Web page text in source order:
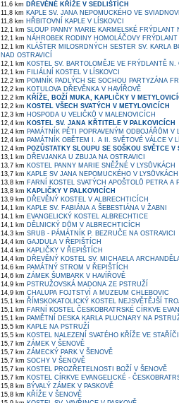
11,6 km DŘEVĚNÉ KŘÍŽE V SEDLIŠTÍCH
11,8 km KAPLE SV. JANA NEPOMUCKÉHO VE
11,8 km HŘBITOVNÍ KAPLE V LÍSKOVCI
12,1 km SLOUP PANNY MARIE KARMELSKÉ FRÝDLANT
12,1 km NÁHROBEK RODINY HOMOLÁČOVY
12,1 km KLÁŠTER MILOSRDNÝCH SESTER SV. KARLA
NAD OSTRAVICÍ
12,1 km KOSTEL SV. BARTOLOMĚJE VE FRÝDLANTĚ N.
12,1 km FILIÁLNÍ KOSTEL V LÍSKOVCI
12,2 km POMNÍK PADLÝCH SE SOCHOU PARTYZÁNA
12,2 km KOTULOVA DŘEVĚNKA V HAVÍŘOVĚ
12,2 km KŘÍŽE, BOŽÍ MUKA, KAPLIČKY V
12,2 km KOSTEL VŠECH SVATÝCH V METYLOVICÍCH
12,3 km HOSPODA U VELIČKŮ V MALENOVICÍCH
12,4 km KOSTEL SV. JANA KŘTITELE V PALKOVICÍCH
12,4 km PAMÁTNÍK PĚTI POPRAVENÝM ODBOJÁŘŮM V
12,4 km PAMÁTNÍK OBĚTEM I. A II. SVĚTOVÉ VÁLCE V
12,4 km POZŮSTATKY SLOUPU SE SOŠKOU SVĚTCE V
13,1 km DŘEVJANKA U ZBUJA NA OSTRAVICI
13,7 km KOSTEL PANNY MARIE SNĚŽNÉ V LYSŮVKÁCH
13,7 km KAPLE SV JANA NEPOMUCKÉHO V LYSŮVKÁCH
13,8 km FARNÍ KOSTEL SVATÝCH APOŠTOLŮ PETRA A
13,8 km KAPLIČKY V PALKOVICÍCH
13,9 km DŘEVĚNÝ KOSTEL V ALBRECHTICÍCH
14,1 km KAPLE SV. FABIÁNA A ŠEBESTIÁNA V ŽABNI
14,1 km EVANGELICKÝ KOSTEL ALBRECHTICE
14,1 km DĚLNICKÝ DŮM V ALBRECHTICÍCH
14,3 km SRUB - PÁMÁTNÍK P. BEZRUČE NA OSTRAVICI
14,4 km GAJDULA V ŘEPIŠTÍCH
14,4 km KAPLIČKY V ŘEPIŠTÍCH
14,4 km DŘEVĚNÝ KOSTEL SV. MICHAELA
14,6 km PAMÁTNÝ STROM V ŘEPIŠTÍCH
14,6 km ZÁMEK ŠUMBARK V HAVÍŘOVĚ
14,9 km PSTRUŽOVSKÁ MADONA ZE PSTRUŽÍ
14,9 km CHALUPA FOJTSTVÍ A MUZEUM CHLEBOVIC
15,1 km ŘÍMSKOKATOLICKÝ KOSTEL NEJSVĚTĚJŠÍ
15,1 km FARNÍ KOSTEL ČESKOBRATRSKÉ CÍRKVE
15,1 km PAMĚTNÍ DESKA KARLA PLUCNARY NA
15,5 km KAPLE NA PSTRUŽÍ
15,5 km KOSTEL NALEZENÍ SVATÉHO KŘÍŽE VE STAŘÍČI
15,7 km ZÁMEK V ŠENOVĚ
15,7 km ZÁMECKÝ PARK V ŠENOVĚ
15,7 km SOCHY V ŠENOVĚ
15,7 km KOSTEL PROZŘETELNOSTI BOŽÍ V ŠENOVĚ
15,7 km KOSTEL CÍRKVE EVANGELICKÉ -
15,8 km BÝVALÝ ZÁMEK V PASKOVĚ
15,8 km KŘÍŽE V ŠENOVĚ